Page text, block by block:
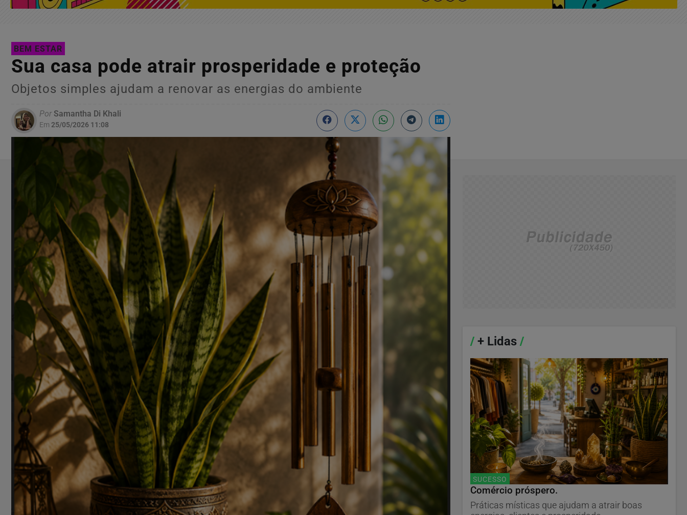
BEM ESTAR
Sua casa pode atrair prosperidade e proteção
Objetos simples ajudam a renovar as energias do ambiente
PorSamantha Di Khali
Em 25/05/2026 11:08
/+ Lidas /
SUCESSO
Comércio próspero.
Práticas místicas que ajudam a atrair boas